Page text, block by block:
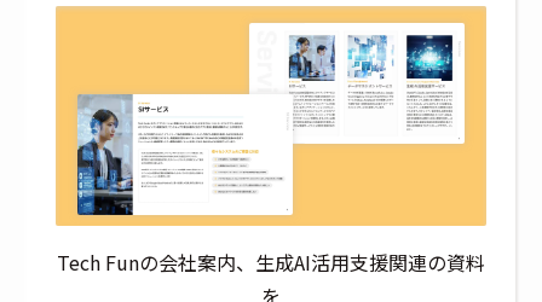
Tech Funの会社案内、生成AI活用支援関連の資料
を